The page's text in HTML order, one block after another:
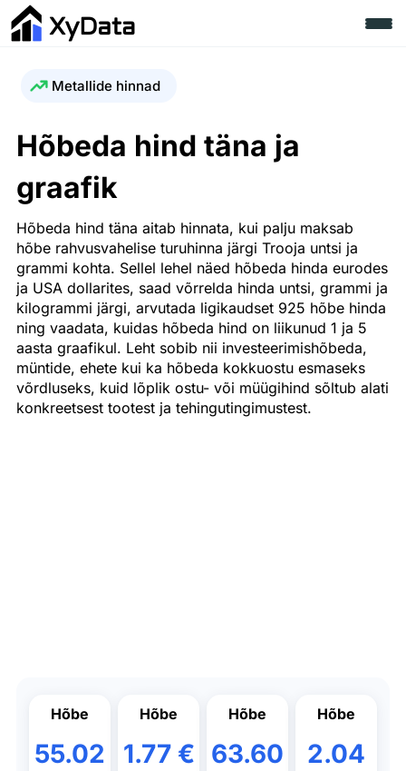
Metallide hinnad
Hõbeda hind täna ja
graafik
Hõbeda hind täna aitab hinnata, kui palju maksab
hõbe rahvusvahelise turuhinna järgi Trooja untsi ja
grammi kohta. Sellel lehel näed hõbeda hinda eurodes
ja USA dollarites, saad võrrelda hinda untsi, grammi ja
kilogrammi järgi, arvutada ligikaudset 925 hõbe hinda
ning vaadata, kuidas hõbeda hind on liikunud 1 ja 5
aasta graafikul. Leht sobib nii investeerimishõbeda,
müntide, ehete kui ka hõbeda kokkuostu esmaseks
võrdluseks, kuid lõplik ostu- või müügihind sõltub alati
konkreetsest tootest ja tehingutingimustest.
Hõbe
55.02
Hõbe
1.77 €
Hõbe
63.60
Hõbe
2.04